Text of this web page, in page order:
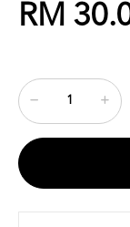
RM